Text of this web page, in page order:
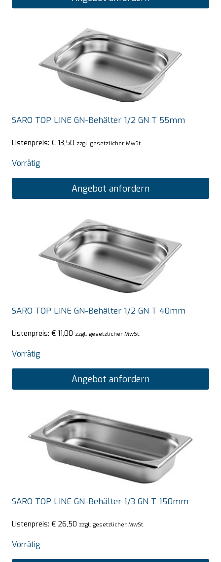
SARO TOP LINE GN-Behälter 1/2 GN T 55mm
Listenpreis: € 13,50 zzgl. gesetzlicher MwSt.
Vorrätig
Angebot anfordern
SARO TOP LINE GN-Behälter 1/2 GN T 40mm
Listenpreis: € 11,00 zzgl. gesetzlicher MwSt.
Vorrätig
Angebot anfordern
SARO TOP LINE GN-Behälter 1/3 GN T 150mm
Listenpreis: € 26,50 zzgl. gesetzlicher MwSt.
Vorrätig